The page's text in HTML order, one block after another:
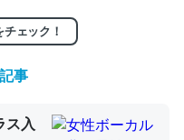
線」は回収されないけ
ェック！
事
ス入